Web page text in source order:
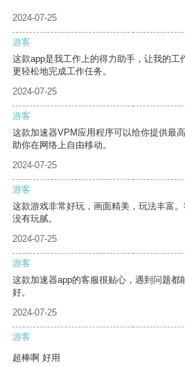
2024-07-25
游客
这款app是我工作上的得力助手，让我的工
更轻松地完成工作任务。
2024-07-25
游客
这款加速器VPM应用程序可以给你提供最
助你在网络上自由移动。
2024-07-25
游客
这款游戏非常好玩，画面精美，玩法丰富
没有玩腻。
2024-07-25
游客
这款加速器app的客服很贴心，遇到问题都
好。
2024-07-25
游客
超棒啊 好用